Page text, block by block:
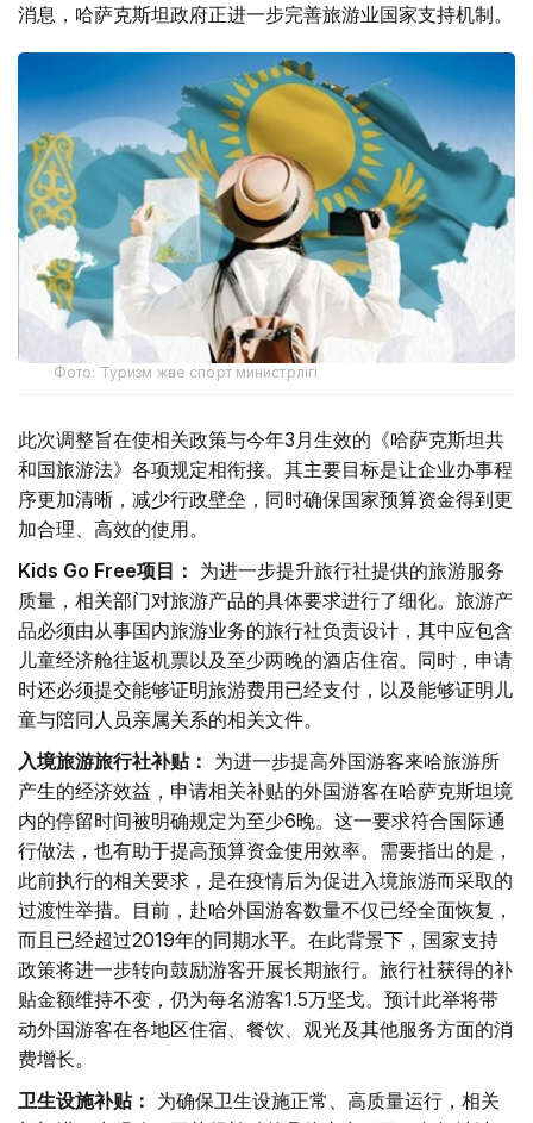
消息，哈萨克斯坦政府正进一步完善旅游业国家支持机制。
Фото: Туризм және спорт министрлігі
此次调整旨在使相关政策与今年3月生效的《哈萨克斯坦共
和国旅游法》各项规定相衔接。其主要目标是让企业办事程
序更加清晰，减少行政壁垒，同时确保国家预算资金得到更
加合理、高效的使用。
Kids Go Free项目： 为进一步提升旅行社提供的旅游服务
质量，相关部门对旅游产品的具体要求进行了细化。旅游产
品必须由从事国内旅游业务的旅行社负责设计，其中应包含
儿童经济舱往返机票以及至少两晚的酒店住宿。同时，申请
时还必须提交能够证明旅游费用已经支付，以及能够证明儿
童与陪同人员亲属关系的相关文件。
入境旅游旅行社补贴： 为进一步提高外国游客来哈旅游所
产生的经济效益，申请相关补贴的外国游客在哈萨克斯坦境
内的停留时间被明确规定为至少6晚。这一要求符合国际通
行做法，也有助于提高预算资金使用效率。需要指出的是，
此前执行的相关要求，是在疫情后为促进入境旅游而采取的
过渡性举措。目前，赴哈外国游客数量不仅已经全面恢复，
而且已经超过2019年的同期水平。在此背景下，国家支持
政策将进一步转向鼓励游客开展长期旅行。旅行社获得的补
贴金额维持不变，仍为每名游客1.5万坚戈。预计此举将带
动外国游客在各地区住宿、餐饮、观光及其他服务方面的消
费增长。
卫生设施补贴： 为确保卫生设施正常、高质量运行，相关